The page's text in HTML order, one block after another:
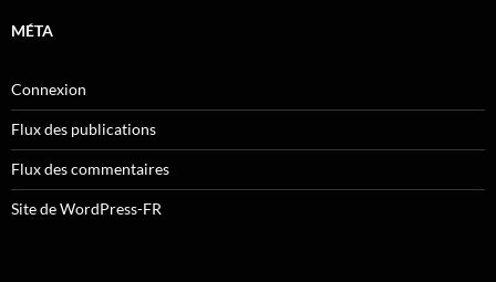
MÉTA
Connexion
Flux des publications
Flux des commentaires
Site de WordPress-FR